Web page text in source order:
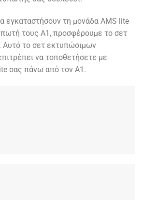
εγκαταστήσουν τη μονάδα AMS lite
τους A1, προσφέρουμε το σετ
Αυτό το σετ εκτυπώσιμων
να τοποθετήσετε με
σας πάνω από τον A1.